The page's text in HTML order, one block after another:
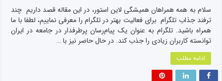
سلام به همه همراهان همیشگی لاین استور، در این مقاله قصد داریم چند
ترفند جذاب تلگرام برای فعالیت بهتر در تلگرام را معرفی نماییم، لطفا با ما
همراه باشید. تلگرام به ‌عنوان یک پیام‌رسان پرطرفدار در جامعه در ایران
توانسته کاربران زیادی را جذب کند. در حال حاضر نیز با …
ادامه مطلب